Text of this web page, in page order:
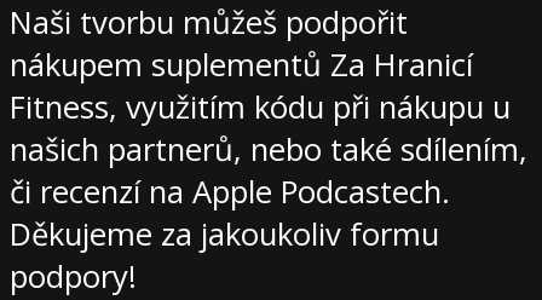
Naši tvorbu můžeš podpořit
nákupem suplementů Za Hranicí
Fitness, využitím kódu při nákupu u
našich partnerů, nebo také sdílením,
či recenzí na Apple Podcastech.
Děkujeme za jakoukoliv formu
podpory!